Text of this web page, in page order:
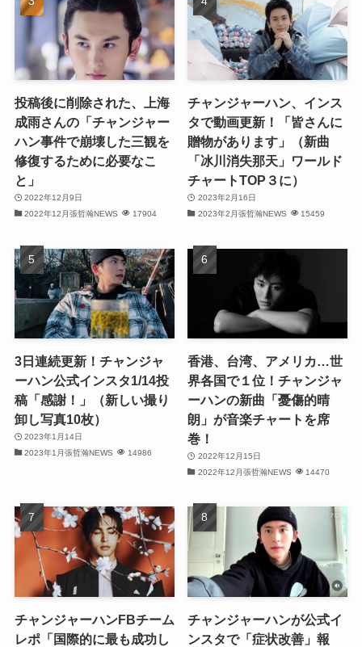
(31)
(29)
(30)
(32)
(32)
(29)
(32)
(32)
(29)
(31)
(32)
(30)
投稿後に削除された、上海
成雨さんの「チャンジャー
ハン事件で崩壊した三観を
修復するために必要なこ
と」
2022年12月9日
2022年12月張哲瀚NEWS
17904
チャンジャーハン、インス
タで動画更新！「皆さんに
贈物があります」（新曲
「冰川消失那天」ワールド
チャートTOP３に）
2023年2月16日
2023年2月張哲瀚NEWS
15459
3日連続更新！チャンジャ
ーハン公式インスタ1/14投
稿「感謝！」（新しい撮り
卸し写真10枚）
2023年1月14日
2023年1月張哲瀚NEWS
14986
香港、台湾、アメリカ…世
界各国で１位！チャンジャ
ーハンの新曲「憂傷的晴
朗」が音楽チャートを席
巻！
2022年12月15日
2022年12月張哲瀚NEWS
14470
チャンジャーハンFBチーム
レポ「国際的に最も成功し
チャンジャーハンが公式イ
ンスタで「症状改善」報